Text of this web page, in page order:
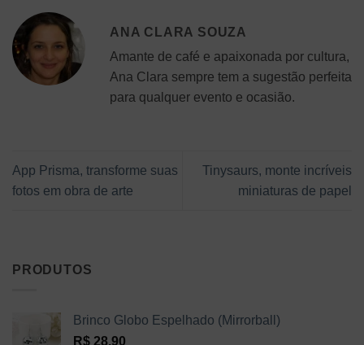
ANA CLARA SOUZA
Amante de café e apaixonada por cultura,
Ana Clara sempre tem a sugestão perfeita
para qualquer evento e ocasião.
App Prisma, transforme suas
fotos em obra de arte
Tinysaurs, monte incríveis
miniaturas de papel
PRODUTOS
Brinco Globo Espelhado (Mirrorball)
R$ 28,90